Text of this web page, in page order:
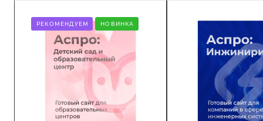
РЕКОМЕНДУЕМ НОВИНКА